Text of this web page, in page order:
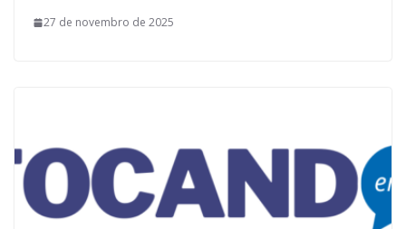
27 de novembro de 2025